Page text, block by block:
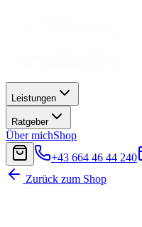
Leistungen
Ratgeber
Über michShop
+43 664 46 44 240
Zurück zum Shop